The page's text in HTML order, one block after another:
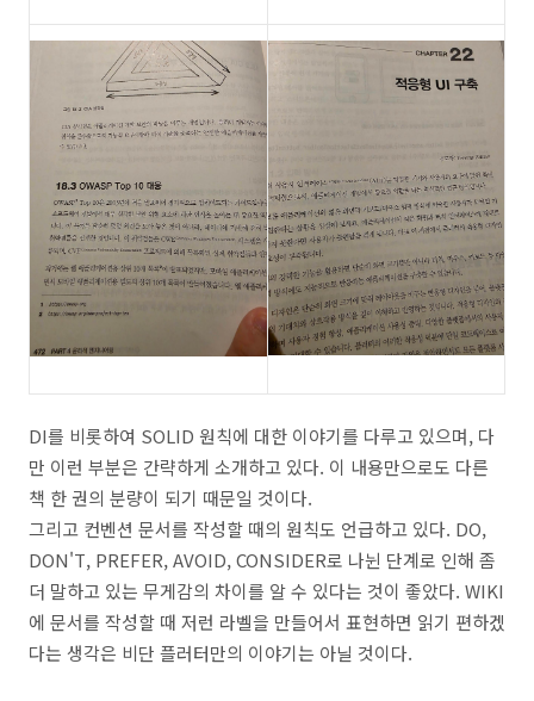
DI를 비롯하여 SOLID 원칙에 대한 이야기를 다루고 있으며, 다
만 이런 부분은 간략하게 소개하고 있다. 이 내용만으로도 다른
책 한 권의 분량이 되기 때문일 것이다.
그리고 컨벤션 문서를 작성할 때의 원칙도 언급하고 있다. DO,
DON'T, PREFER, AVOID, CONSIDER로 나뉜 단계로 인해 좀
더 말하고 있는 무게감의 차이를 알 수 있다는 것이 좋았다. WIKI
에 문서를 작성할 때 저런 라벨을 만들어서 표현하면 읽기 편하겠
다는 생각은 비단 플러터만의 이야기는 아닐 것이다.